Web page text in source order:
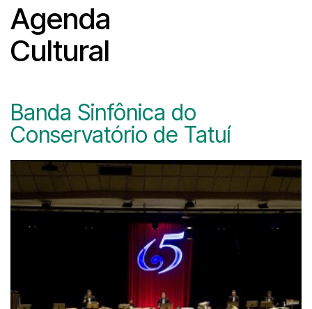
Agenda
Cultural
Banda Sinfônica do
Conservatório de Tatuí